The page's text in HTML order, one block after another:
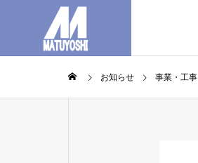
お知らせ 事業・工事